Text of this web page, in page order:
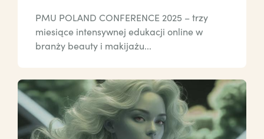
PMU POLAND CONFERENCE 2025 – trzy
miesiące intensywnej edukacji online w
branży beauty i makijażu...